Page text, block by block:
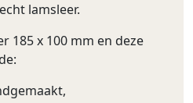
lamsleer.
185 x 100 mm en deze